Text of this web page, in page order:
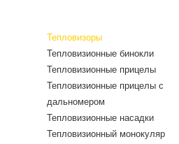
Тепловизоры
Тепловизионные бинокли
Тепловизионные прицелы
Тепловизионные прицелы с
дальномером
Тепловизионные насадки
Тепловизионный монокуляр